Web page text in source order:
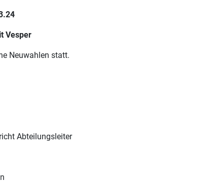
Vesper
Neuwahlen statt.
Abteilungsleiter